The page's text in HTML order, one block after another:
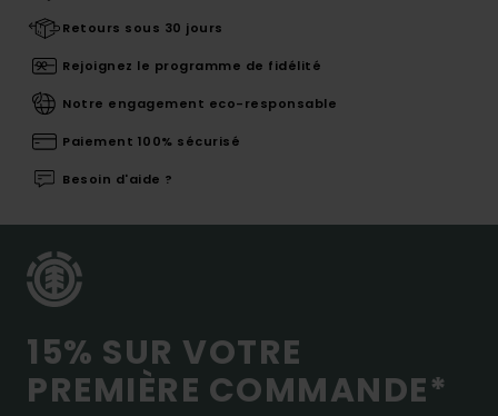
Retours sous 30 jours
Rejoignez le programme de fidélité
Notre engagement eco-responsable
Paiement 100% sécurisé
Besoin d'aide ?
15% SUR VOTRE
PREMIÈRE COMMANDE*